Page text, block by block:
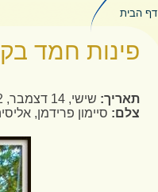
הינך נמצא כאן
דף הבית
פינות חמד
תאריך: שישי, 14 דצמבר, 2012
צלם: סיימון פרידמן,